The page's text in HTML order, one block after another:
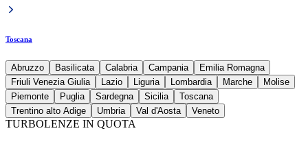
Toscana
Abruzzo Basilicata Calabria Campania
Emilia Romagna
Friuli Venezia Giulia
Lazio Liguria Lombardia Marche
Molise
Piemonte
Puglia Sardegna Sicilia
Toscana
Trentino alto Adige
Umbria Val d'Aosta Veneto
TURBOLENZE IN QUOTA